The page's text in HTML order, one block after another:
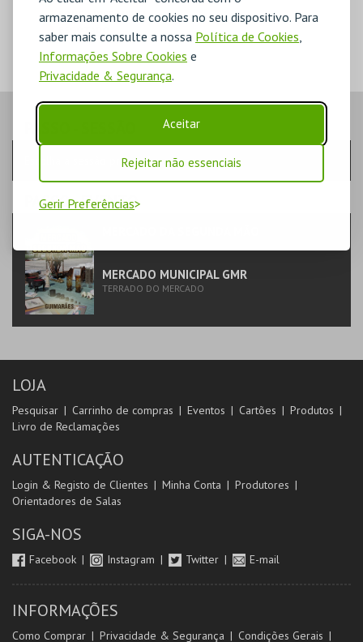
armazenamento de cookies no seu dispositivo. Para
saber mais consulte a nossa Política de Cookies,
Informações Sobre Cookies e
Privacidade & Segurança.
Aceitar
Rejeitar não essenciais
Gerir Preferências
POUCO DISPONÍVEL
ESGOTADO
Escolha a sessão pretendida
PASSO- EVENTO
MERCADO MUNICIPAL GMR
TERRADO DO MERCADO
LOJA
Pesquisar Carrinho de compras Eventos Cartões
Produtos
Livro de Reclamações
AUTENTICAÇÃO
Login & Registo de Clientes Minha Conta
Produtores
Orientadores de Salas
SIGA-NOS
Facebook Instagram Twitter E-mail
INFORMAÇÕES
Como Comprar Privacidade & Segurança Condições Gerais